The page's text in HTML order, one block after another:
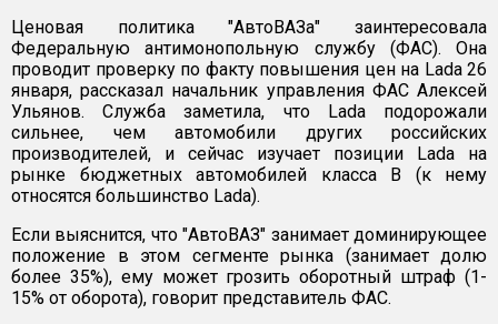
Ценовая политика "АвтоВАЗа" заинтересовала
Федеральную антимонопольную службу (ФАС). Она
проводит проверку по факту повышения цен на Lada 26
января, рассказал начальник управления ФАС Алексей
Ульянов. Служба заметила, что Lada подорожали
сильнее, чем автомобили других российских
производителей, и сейчас изучает позиции Lada на
рынке бюджетных автомобилей класса B (к нему
относятся большинство Lada).
Если выяснится, что "АвтоВАЗ" занимает доминирующее
положение в этом сегменте рынка (занимает долю
более 35%), ему может грозить оборотный штраф (1-
15% от оборота), говорит представитель ФАС.